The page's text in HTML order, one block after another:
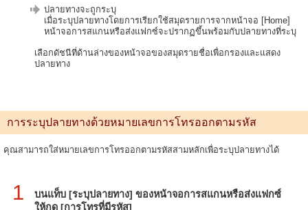
ปลายทางจะถูกระบุ
เมื่อระบุปลายทางโดยการเรียกใช้สมุดรายการจากหน้าจอ [Home]
หน้าจอการสแกนหรือส่งแฟกซ์จะปรากฏขึ้นพร้อมกับปลายทางที่ระบุ
เลือกดัชนีที่ด้านล่างของหน้าจอของสมุดรายชื่อเพื่อกรองและแสดง
ปลายทาง
การระบุปลายทางด้วยหมายเลขการโทรออกตามรหัส
คุณสามารถใส่หมายเลขการโทรออกตามรหัสสามหลักเพื่อระบุปลายทางได้
1
บนแท็บ [ระบุปลายทาง] ของหน้าจอการสแกนหรือส่งแฟกซ์
ให้กด [การโทรที่มีรหัส]